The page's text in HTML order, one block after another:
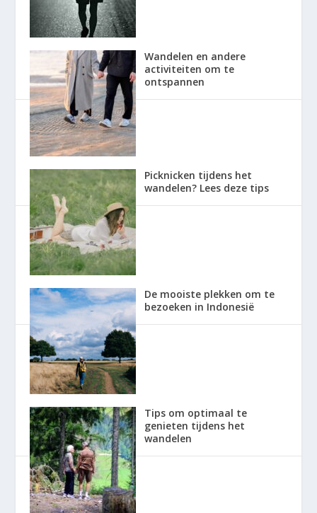
Wandelen en andere
activiteiten om te
ontspannen
Picknicken tijdens het
wandelen? Lees deze tips
De mooiste plekken om te
bezoeken in Indonesië
Tips om optimaal te
genieten tijdens het
wandelen